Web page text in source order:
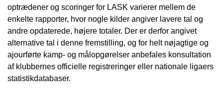
optrædener og scoringer for LASK varierer mellem de
enkelte rapporter, hvor nogle kilder angiver lavere tal og
andre opdaterede, højere totaler. Der er derfor angivet
alternative tal i denne fremstilling, og for helt nøjagtige og
ajourførte kamp- og målopgørelser anbefales konsultation
af klubbernes officielle registreringer eller nationale ligaers
statistikdatabaser.